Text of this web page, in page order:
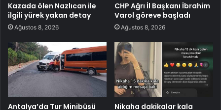
Kazada ölen Nazlıcan ile
ilgili yürek yakan detay
Ağustos 8, 2026
CHP Ağrı İl Başkanı İbrahim
Varol göreve başladı
Ağustos 8, 2026
Antalya’da Tur Minibüsü
Nikaha dakikalar kala